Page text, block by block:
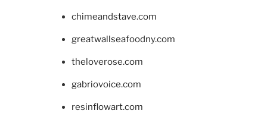
chimeandstave.com
greatwallseafoodny.com
theloverose.com
gabriovoice.com
resinflowart.com